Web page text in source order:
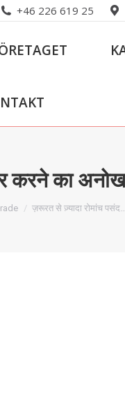
+46 226 619 25
करने का
ज़रूरत से ज़्यादा रोमांच पसंद…